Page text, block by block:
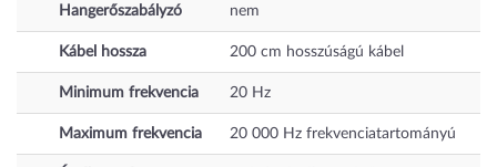
Hangerőszabályzó nem
Kábel hossza 200 cm hosszúságú kábel
Minimum frekvencia 20 Hz
Maximum frekvencia 20 000 Hz frekvenciatartományú